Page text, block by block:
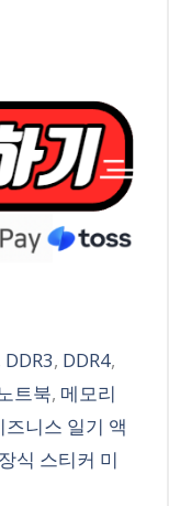
DDR3, DDR4,
트북, 메모리
니스 일기 액
식 스티커 미